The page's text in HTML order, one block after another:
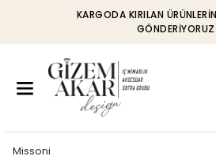
KARGODA KIRILAN
GÖNDERIYORUZ.
Missoni